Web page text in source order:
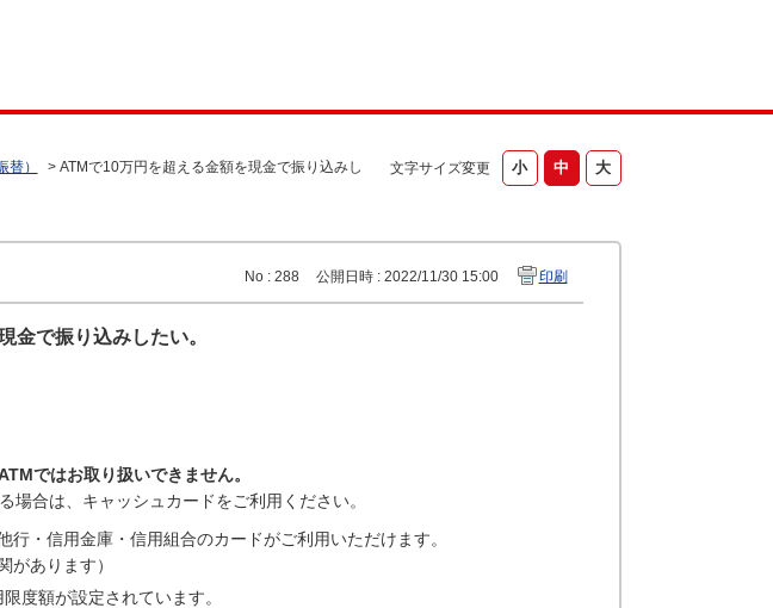
文字サイズ変更
替） > ATMで10万円を超える金額を現金で振り込みし
No : 288 公開日時 : 2022/11/30 15:00 印刷
金で振り込みしたい。
ではお取り扱いできません。
場合は、キャッシュカードをご利用ください。
・信用金庫・信用組合のカードがご利用いただけます。
があります）
度額が設定されています。